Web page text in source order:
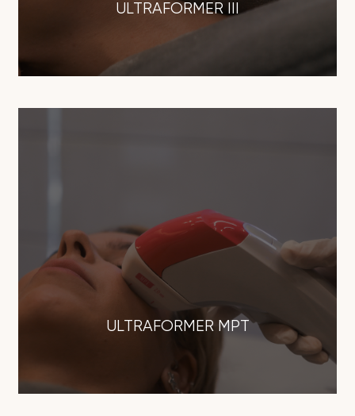
ULTRAFORMER III
ULTRAFORMER MPT